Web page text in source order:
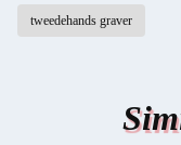
tweedehands graver